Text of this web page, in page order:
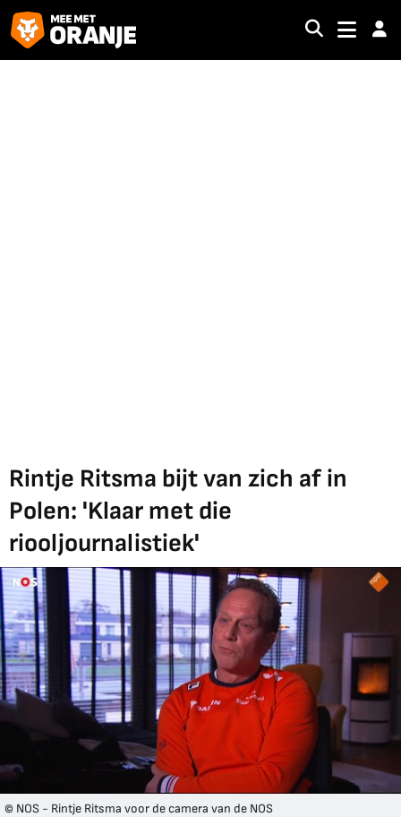
Rintje Ritsma bijt van zich af in
Polen: 'Klaar met die
riooljournalistiek'
© NOS - Rintje Ritsma voor de camera van de NOS